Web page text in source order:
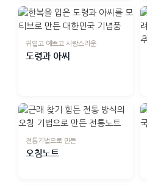
귀엽고 예쁘고 사랑스러운
도령과 아씨
전통기법으로 만든
오침노트